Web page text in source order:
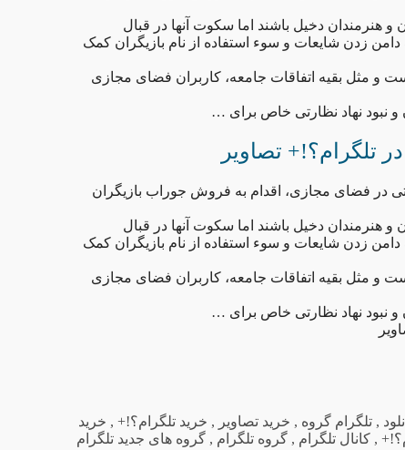
هنرمندان دخیل باشند اما سکوت آنها در قبال
دامن زدن شایعات و سوء استفاده از نام بازیگران کمک
و مثل بقیه اتفاقات جامعه، کاربران فضای مجازی
و نبود نهاد نظارتی خاص برای …
تلگرام؟!+ تصاویر
در فضای مجازی، اقدام به فروش جوراب بازیگران
هنرمندان دخیل باشند اما سکوت آنها در قبال
دامن زدن شایعات و سوء استفاده از نام بازیگران کمک
و مثل بقیه اتفاقات جامعه، کاربران فضای مجازی
و نبود نهاد نظارتی خاص برای …
, تلگرام گروه , خرید تصاویر , خرید تلگرام؟!+, خرید
, کانال تلگرام , گروه تلگرام , گروه های جدید تلگرام